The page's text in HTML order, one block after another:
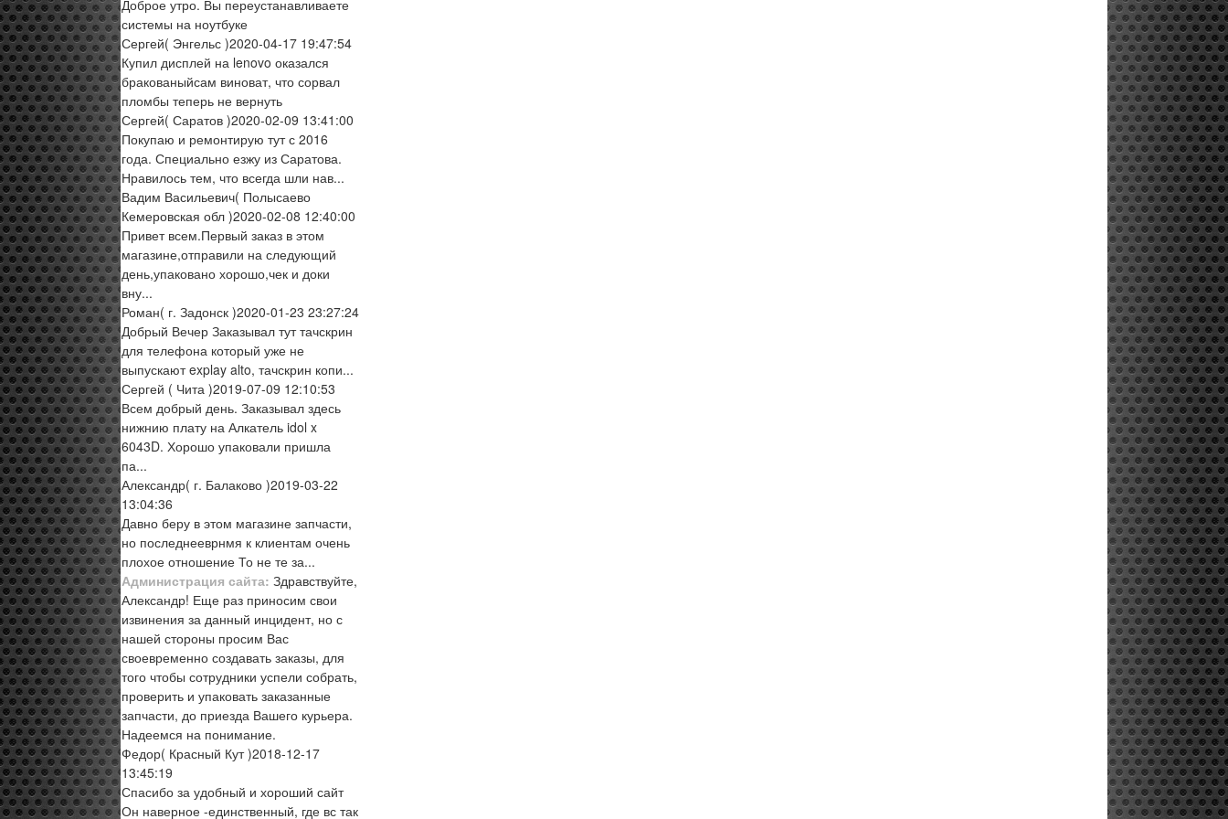
Доброе утро. Вы переустанавливаете
системы на ноутбуке
Сергей( Энгельс )2020-04-17 19:47:54
Купил дисплей на lenovo оказался
бракованыйсам виноват, что сорвал
пломбы теперь не вернуть
Сергей( Саратов )2020-02-09 13:41:00
Покупаю и ремонтирую тут с 2016
года. Специально езжу из Саратова.
Нравилось тем, что всегда шли нав...
Вадим Васильевич( Полысаево
Кемеровская обл )2020-02-08 12:40:00
Привет всем.Первый заказ в этом
магазине,отправили на следующий
день,упаковано хорошо,чек и доки
вну...
Роман( г. Задонск )2020-01-23 23:27:24
Добрый Вечер Заказывал тут тачскрин
для телефона который уже не
выпускают explay alto, тачскрин копи...
Сергей ( Чита )2019-07-09 12:10:53
Всем добрый день. Заказывал здесь
нижнию плату на Алкатель idol x
6043D. Хорошо упаковали пришла
па...
Александр( г. Балаково )2019-03-22
13:04:36
Давно беру в этом магазине запчасти,
но последнееврнмя к клиентам очень
плохое отношение То не те за...
Администрация сайта: Здравствуйте,
Александр! Еще раз приносим свои
извинения за данный инцидент, но с
нашей стороны просим Вас
своевременно создавать заказы, для
того чтобы сотрудники успели собрать,
проверить и упаковать заказанные
запчасти, до приезда Вашего курьера.
Надеемся на понимание.
Федор( Красный Кут )2018-12-17
13:45:19
Спасибо за удобный и хороший сайт
Он наверное -единственный, где вс так